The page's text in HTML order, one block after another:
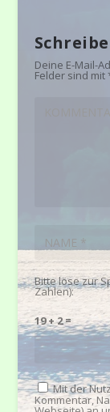
Deine E-Mail-
Felder sind mit
Bitte löse zur
Zahlen):
19 + 2 =
Mit der
Kommentar,